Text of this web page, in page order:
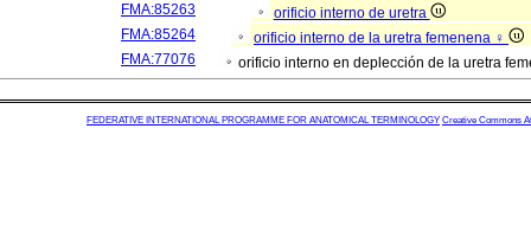
FMA:85263
orificio interno de uretra
FMA:85264
orificio interno de la uretra femenena ♀
FMA:77076
orificio interno en deplección de la uretra
FEDERATIVE INTERNATIONAL PROGRAMME FOR ANATOMICAL TERMINOLOGY Creative Commons